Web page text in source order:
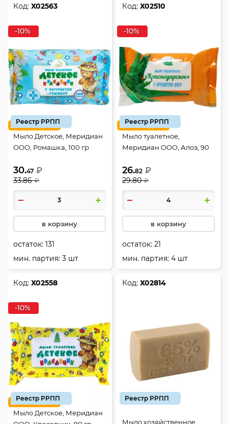
Код:Х02563
-10%
цена недели
Реестр РРПП
Мыло Детское, Меридиан
ООО, Ромашка, 100 гр
30.47 ₽
33.86 ₽
в корзину
остаток:131
мин. партия: 3 шт
Код:Х02510
-10%
цена недели
Реестр РРПП
Мыло туалетное,
Меридиан ООО, Алоэ, 90
26.82 ₽
29.80 ₽
в корзину
остаток:21
мин. партия: 4 шт
Код:Х02558
-10%
цена недели
Реестр РРПП
Мыло Детское, Меридиан
Код:Х02814
Реестр РРПП
Мыло хозяйственное,